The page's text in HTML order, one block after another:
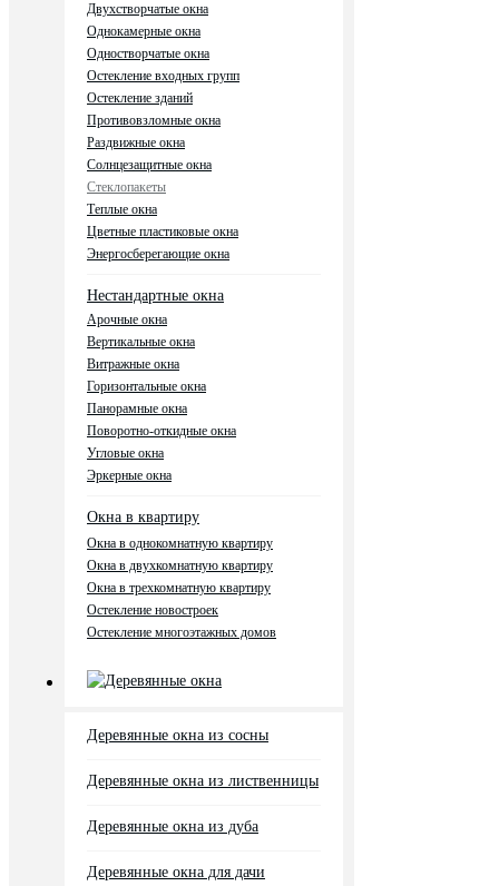
Двухстворчатые окна
Однокамерные окна
Одностворчатые окна
Остекление входных групп
Остекление зданий
Противовзломные окна
Раздвижные окна
Солнцезащитные окна
Стеклопакеты
Теплые окна
Цветные пластиковые окна
Энергосберегающие окна
Нестандартные окна
Арочные окна
Вертикальные окна
Витражные окна
Горизонтальные окна
Панорамные окна
Поворотно-откидные окна
Угловые окна
Эркерные окна
Окна в квартиру
Окна в однокомнатную квартиру
Окна в двухкомнатную квартиру
Окна в трехкомнатную квартиру
Остекление новостроек
Остекление многоэтажных домов
Деревянные окна
Деревянные окна из сосны
Деревянные окна из лиственницы
Деревянные окна из дуба
Деревянные окна для дачи